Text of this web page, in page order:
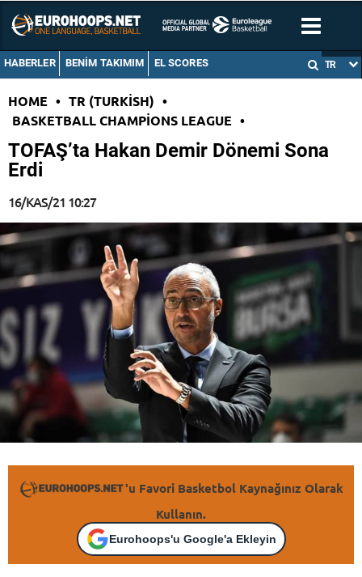
HABERLER BENIM TAKIMIM EL SCORES TR
HOME • TR (TURKISH) •
BASKETBALL CHAMPIONS LEAGUE •
TOFAŞ’ta Hakan Demir Dönemi Sona
Erdi
16/KAS/21 10:27
'u Favori Basketbol Kaynağınız Olarak
Kullanın.
Eurohoops'u Google'a Ekleyin